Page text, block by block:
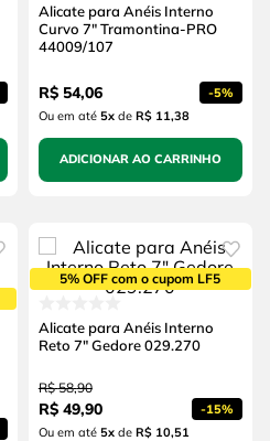
Alicate para Anéis Interno
Curvo 7" Tramontina-PRO
44009/107
R$ 54,06 -5%
Ou em até 5xde R$ 11,38
ADICIONAR AO CARRINHO
5% OFF com o cupom LF5
Alicate para Anéis Interno
Reto 7" Gedore 029.270
R$ 58,90
R$ 49,90 -15%
Ou em até 5xde R$ 10,51